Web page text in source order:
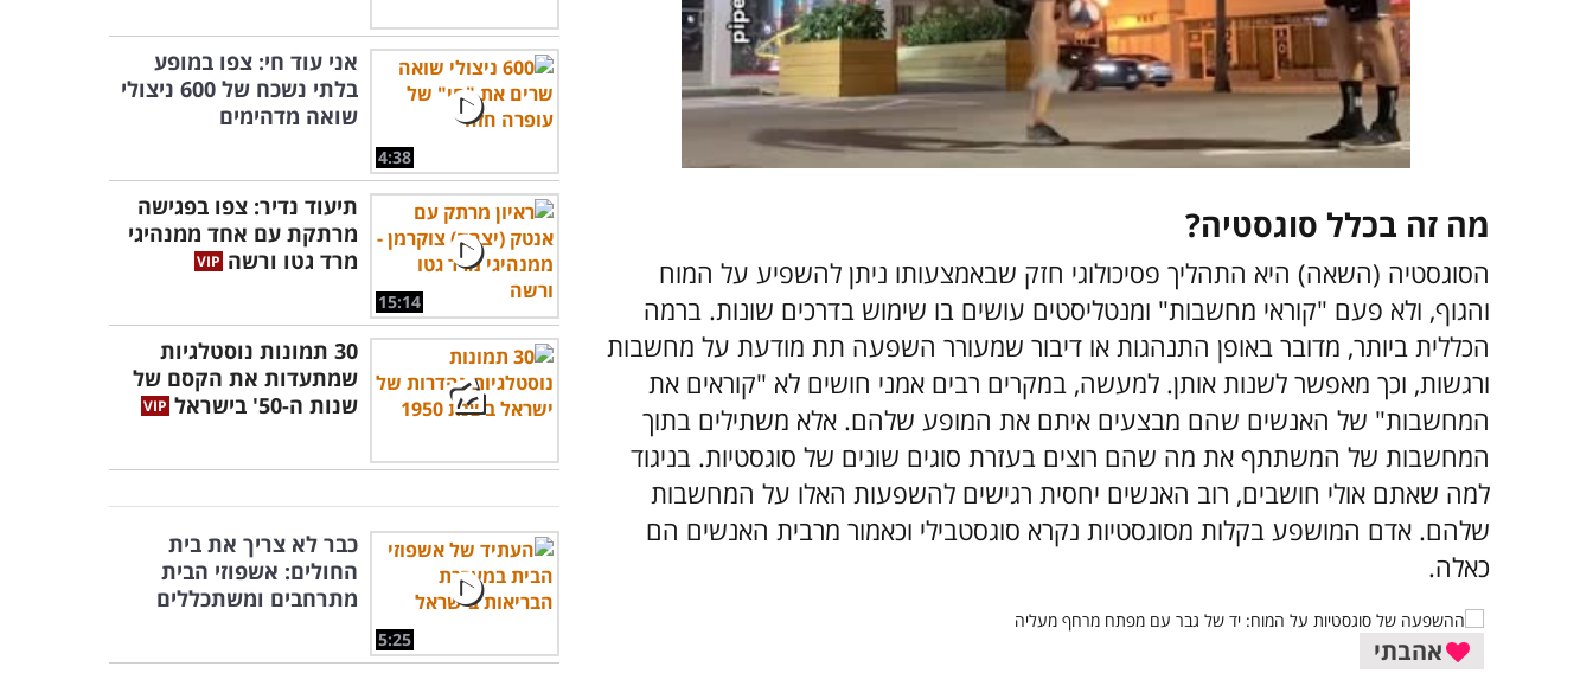
00:00/01:08
מה זה בכלל סוגסטיה?
הסוגסטיה (השאה) היא התהליך פסיכולוגי חזק שבאמצעותו ניתן להשפיע על המוח
והגוף, ולא פעם "קוראי מחשבות" ומנטליסטים עושים בו שימוש בדרכים שונות. ברמה
הכללית ביותר, מדובר באופן התנהגות או דיבור שמעורר השפעה תת מודעת על מחשבות
ורגשות, וכך מאפשר לשנות אותן. למעשה, במקרים רבים אמני חושים לא "קוראים את
המחשבות" של האנשים שהם מבצעים איתם את המופע שלהם. אלא משתילים בתוך
המחשבות של המשתתף את מה שהם רוצים בעזרת סוגים שונים של סוגסטיות. בניגוד
למה שאתם אולי חושבים, רוב האנשים יחסית רגישים להשפעות האלו על המחשבות
שלהם. אדם המושפע בקלות מסוגסטיות נקרא סוגסטבילי וכאמור מרבית האנשים הם
כאלה.
אהבתי
4:38
אני עוד חי: צפו במופע
בלתי נשכח של 600 ניצולי
שואה מדהימים
15:14
תיעוד נדיר: צפו בפגישה
מרתקת עם אחד ממנהיגי
מרד גטו ורשה
30 תמונות נוסטלגיות
שמתעדות את הקסם של
שנות ה-50' בישראל
5:25
כבר לא צריך את בית
החולים: אשפוזי הבית
מתרחבים ומשתכללים